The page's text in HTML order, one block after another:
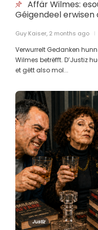
Guy
Guy
ad
Affär Wilmes:
Géigendeel erwisen
Guy Kaiser, 2 months ago
Verwurrelt Gedanken
Wilmes betrëfft. D’Justiz
et gëtt also mol...
Justiz